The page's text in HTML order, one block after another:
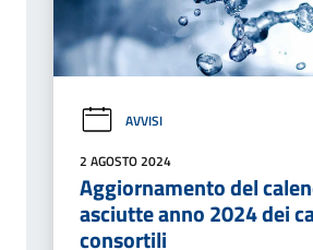
AVVISI
2 AGOSTO 2024
Aggiornamento del
asciutte anno 2024 dei
consortili